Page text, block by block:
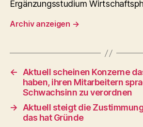
Ergänzungsstudium
Archiv anzeigen →
←
Aktuell scheinen Konzerne
haben, ihren Mitarbeitern
Schwachsinn zu verordnen
→
Aktuell steigt die
das hat Gründe